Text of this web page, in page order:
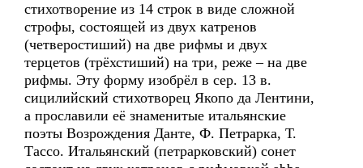
стихотворение из 14 строк в виде сложной
строфы, состоящей из двух катренов
(четверостиший) на две рифмы и двух
терцетов (трёхстиший) на три, реже – на две
рифмы. Эту форму изобрёл в сер. 13 в.
сицилийский стихотворец Якопо да Лентини,
а прославили её знаменитые итальянские
поэты Возрождения Данте, Ф. Петрарка, Т.
Тассо. Итальянский (петрарковский) сонет